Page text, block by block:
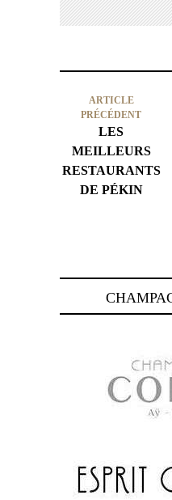
ARTICLE
PRÉCÉDENT
LES
MEILLEURS
RESTAURANTS
DE PÉKIN